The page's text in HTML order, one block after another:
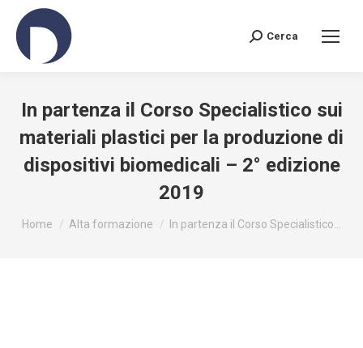
Search:
Cerca
In partenza il Corso Specialistico sui
materiali plastici per la produzione di
dispositivi biomedicali – 2° edizione
2019
You are here:
Home Alta formazione In partenza il Corso Specialistico…